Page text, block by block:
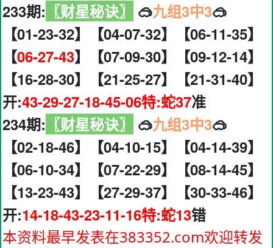
233期: 〖财星秘诀〗 🥽九组3中3🥽
【01-23-32】【04-07-32】【06-11-35】
【06-27-43】【07-09-30】【09-12-14】
【16-28-30】【21-25-27】【21-31-40】
开:43-29-27-18-45-06特:蛇37准
234期: 〖财星秘诀〗 🥽九组3中3🥽
【02-18-46】【04-10-15】【04-14-39】
【06-10-34】【07-22-29】【08-14-45】
【13-23-43】【27-29-37】【30-33-46】
开:14-18-43-23-11-16特:蛇13错
本资料最早发表在383352.com欢迎转发